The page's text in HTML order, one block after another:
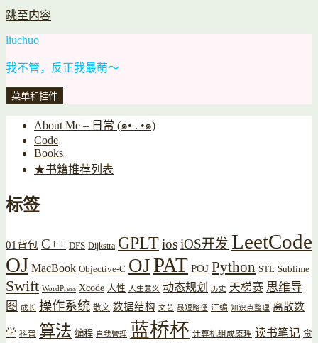
跳至内容
liuchuo
我不管，反正我最萌～
菜单和挂件
About Me – 日常 (๑• . •๑)
Code
Books
★书籍推荐列表
标签
01背包 C++ DFS Dijkstra GPLTiosiOS开发 LeetCode
OJ MacBook Objective-C OJPAT POJ Python STL Sublime
Swift WordPress Xcode 人性 人生意义 动态规划 历史 天梯赛 思维导
图
成长 操作系统 散文 数据结构 文艺 最短路径 汇编 知识点整理 离散数
学 科普 算法 编程 自我管理 蓝桥杯 计算机组成原理 读书笔记 贪